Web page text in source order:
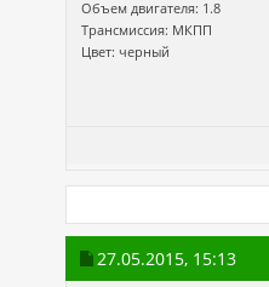
Объем двигателя: 1.8
Трансмиссия: МКПП
Цвет: черный
27.05.2015, 15:13